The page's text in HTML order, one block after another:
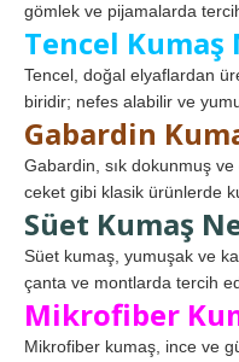
gömlek ve pijamalarda
Tencel Kumaş
Tencel, doğal elyaflardan
biridir; nefes alabilir ve
Gabardin
Gabardin, sık dokunmuş ve
ceket gibi klasik ürünlerde
Süet Kumaş
Süet kumaş, yumuşak ve
çanta ve montlarda tercih
Mikrofiber
Mikrofiber kumaş, ince ve